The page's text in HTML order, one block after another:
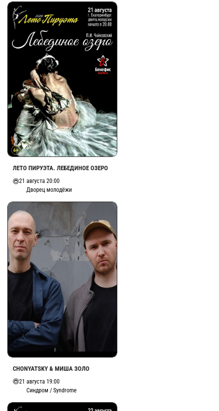
ЛЕТО ПИРУЭТА. ЛЕБЕДИНОЕ ОЗЕРО
21 августа 20:00
Дворец молодёжи
CHONYATSKY & МИША ЗОЛО
21 августа 19:00
Синдром / Syndrome